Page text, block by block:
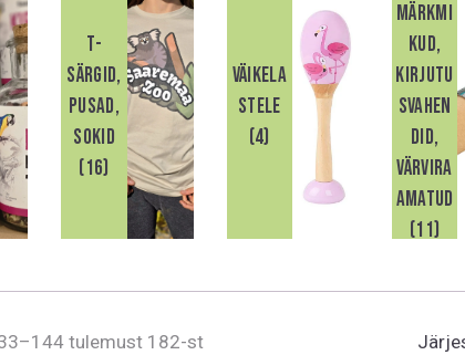
T-
särgid,
pusad,
sokid
(16)
Väikela
stele
(4)
märkmi
kud,
kirjutu
svahen
did,
värvira
amatud
(11)
tulemust 182-st